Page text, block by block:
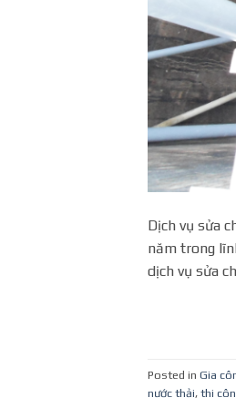
Dịch vụ sửa
năm trong
dịch vụ sửa
Posted in Gia
nước thải, thi